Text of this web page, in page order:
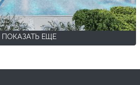
ПОКАЗАТЬ ЕЩЕ